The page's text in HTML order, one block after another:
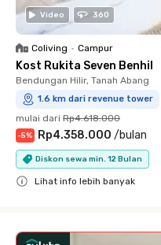
Video 360
Coliving • Campur
Kost Rukita Seven Benhil
Bendungan Hilir, Tanah Abang
1.6 km dari revenue tower
mulai dari Rp4.618.000
-5% Rp4.358.000 /bulan
Diskon sewa min. 12 Bulan
Lihat info lebih banyak